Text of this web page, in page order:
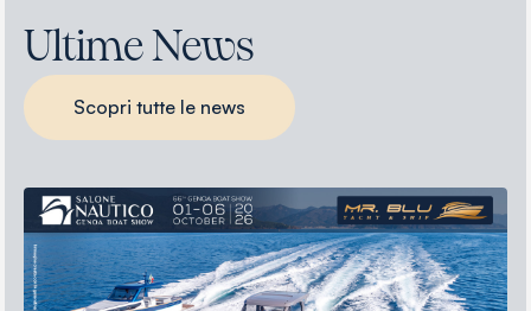
Ultime News
Scopri tutte le news